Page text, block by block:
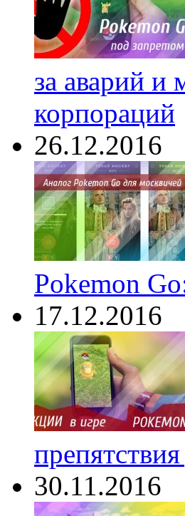
за аварий и
корпораций
26.12.2016
Pokemon
17.12.2016
30.11.2016